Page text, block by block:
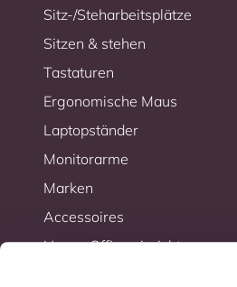
Sitz-/Steharbeitsplätze
Sitzen & stehen
Tastaturen
Ergonomische Maus
Laptopständer
Monitorarme
Marken
Accessoires
Home-Office einrichten